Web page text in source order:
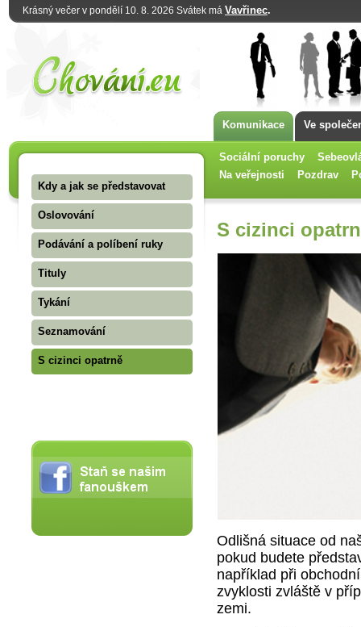
Krásný večer v pondělí 10. 8. 2026 Svátek má Vavřinec.
Komunikace Ve
Sociální poruchy
Na veřejnosti
Pozdrav
Kdy a jak se představovat
Oslovování
Podávání a políbení ruky
Tituly
Tykání
Seznamování
S cizinci opatrně
S cizinci
Odlišná situace od
pokud budete
například při
zvyklosti zvláště v
zemi.